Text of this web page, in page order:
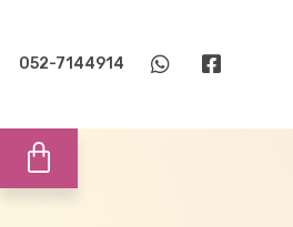
052-7144914